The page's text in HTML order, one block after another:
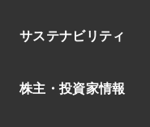
中期経営戦略
役員
トピックス
IRニュース
サステナビリティ
環境
株主・投資家情報